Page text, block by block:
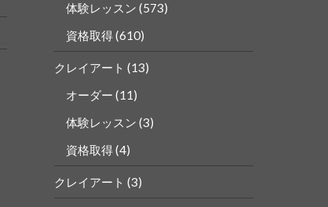
体験レッスン (573)
資格取得(610)
クレイアート (13)
オーダー (11)
体験レッスン (3)
資格取得(4)
クレイアート (3)